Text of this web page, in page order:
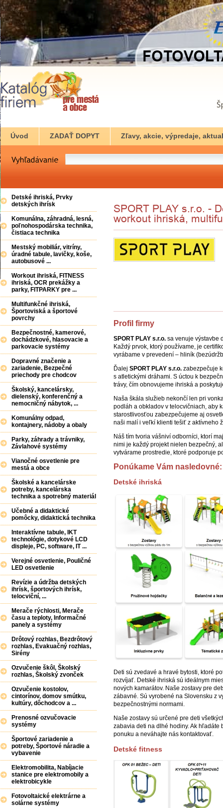
Úvod ZADAŤ DOPYT Zľavy, akcie, výpredaje,
Profil firmy
SPORT PLAY s.r.o. sa venuje výstavbe
Každý prvok, ktorý používame, je
vyrábame v prevedení – hliník
Ďalej SPORT PLAY s.r.o. zabezpečuje
s atletickými dráhami. S úctou k
trávy, čím obnovujeme ihriská a
Naša škála služieb nekončí len pri
podláh a obkladov v telocvičniach, aby
starostlivosťou zabezpečujeme aj
naši malí i veľkí klienti tešiť z aktívneho
Náš tím tvoria vášniví odborníci, ktorí
nimi je každý projekt nielen bezpečný,
vytvárame prostredie, ktoré podporuje
Ponúkame Vám nasledovné:
Detské ihriská
Deti sú zvedavé a hravé bytosti, ktoré
rozvíjať. Detské ihriská sú ideálnym
nových kamarátov. Naše zostavy pre
zábavné. Sú vyrobené na Slovensku z
bezpečnostnými normami.
Naše zostavy sú určené pre deti
zabavia deti na dlhé hodiny. Ak hľadáte
ponuku a neváhajte nás kontaktovať.
Detské fitness
Detské ihriská, Prvky
detských ihrísk
Komunálna, záhradná, lesná,
poľnohospodárska technika,
čistiaca technika
Mestský mobiliár, vitríny,
úradné tabule, lavičky, koše,
autobusové ...
Workout ihriská, FITNESS
ihriská, OCR prekážky a
parky, FITPARKY pre ...
Multifunkčné ihriská,
Športoviská a športové
povrchy
Bezpečnostné, kamerové,
dochádzkové, hlasovacie a
parkovacie systémy
Dopravné značenie a
zariadenie, Bezpečné
priechody pre chodcov
Školský, kancelársky,
dielenský, konferenčný a
nemocničný nábytok, ...
Komunálny odpad,
kontajnery, nádoby a obaly
Parky, záhrady a trávniky,
Závlahové systémy
Vianočné osvetlenie pre
mestá a obce
Školské a kancelárske
potreby, kancelárska
technika a spotrebný materiál
Učebné a didaktické
pomôcky, didaktická technika
Interaktívne tabule, IKT
technológie, dotykové LCD
displeje, PC, software, IT ...
Verejné osvetlenie, Pouličné
LED osvetlenie
Revízie a údržba detských
ihrísk, športových ihrísk,
telocviční, ...
Merače rýchlosti, Merače
času a teploty, Informačné
panely a systémy
Drôtový rozhlas, Bezdrôtový
rozhlas, Evakuačný rozhlas,
Sirény
Ozvučenie škôl, Školský
rozhlas, Školský zvonček
Ozvučenie kostolov,
cintorínov, domov smútku,
kultúry, dôchodcov a ...
Prenosné ozvučovacie
systémy
Športové zariadenie a
potreby, Športové náradie a
vybavenie
Elektromobilita, Nabíjacie
stanice pre elektromobily a
elektrobicykle
Fotovoltaické elektrárne a
solárne systémy